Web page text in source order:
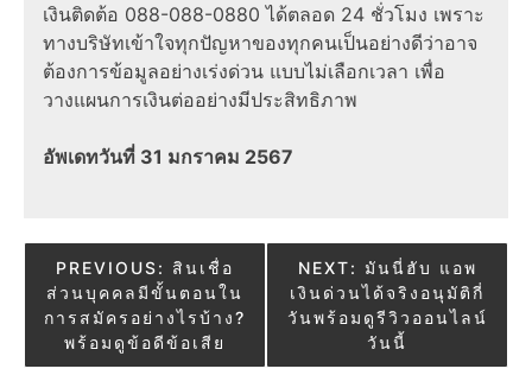
เงินติดต้อ 088-088-0880 ได้ตลอด 24 ชั่วโมง เพราะ
ทางบริษัทเข้าใจทุกปัญหาของทุกคนเป็นอย่างดีว่าอาจ
ต้องการข้อมูลอย่างเร่งด่วน แบบไม่เลือกเวลา เพื่อ
วางแผนการเงินต่ออย่างมีประสิทธิภาพ
อัพเดทวันที่ 31 มกราคม 2567
Post
navigation
PREVIOUS: สินเชื่อ
ส่วนบุคคลมีขั้นตอนใน
การสมัครอย่างไรบ้าง?
พร้อมดูข้อดีข้อเสีย
NEXT: มันนี่ฮับ แอพ
เงินด่วนได้จริงอนุมัติกี่
วันพร้อมดูรีวิวออนไลน์
วันนี้